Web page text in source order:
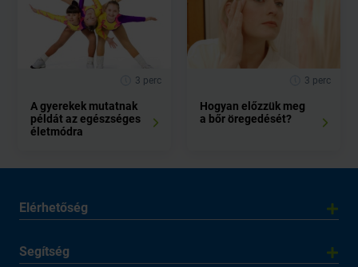
3 perc
A gyerekek mutatnak
példát az egészséges
életmódra
3 perc
Hogyan előzzük meg
a bőr öregedését?
Elérhetőség
Segítség